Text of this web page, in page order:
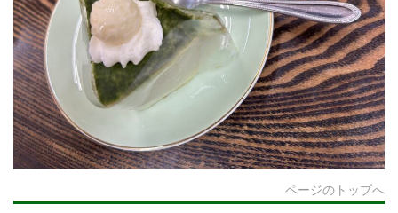
ページのトップへ